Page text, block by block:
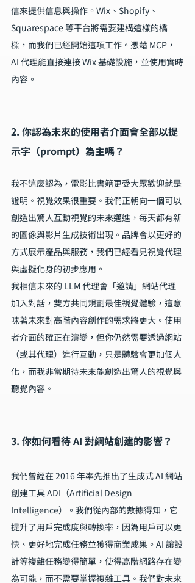
信來提供信息與操作。Wix、Shopify、
Squarespace 等平台將需要建構這樣的橋
樑，而我們已經開始這項工作。憑藉 MCP，
AI 代理能直接連接 Wix 基礎設施，並使用實時
內容。
2. 你認為未來的使用者介面會全部以提
示字（prompt）為主嗎？
我不這麼認為，電影比書籍更受大眾歡迎就是
證明。視覺效果很重要。我們正朝向一個可以
創造出驚人互動視覺的未來邁進，每天都有新
的圖像與影片生成技術出現。品牌會以更好的
方式展示產品與服務，我們已經看見視覺代理
與虛擬化身的初步應用。
我相信未來的 LLM 代理會「邀請」網站代理
加入對話，雙方共同規劃最佳視覺體驗，這意
味著未來對高階內容創作的需求將更大。使用
者介面的確正在演變，但你仍然需要透過網站
（或其代理）進行互動，只是體驗會更加個人
化，而我非常期待未來能創造出驚人的視覺與
聽覺內容。
3. 你如何看待 AI 對網站創建的影響？
我們曾經在 2016 年率先推出了生成式 AI 網站
創建工具 ADI（Artificial Design
Intelligence）。我們從內部的數據得知，它
提升了用戶完成度與轉換率，因為用戶可以更
快、更好地完成任務並獲得商業成果。AI 讓設
計等複雜任務變得簡單，使得高階網路存在變
為可能，而不需要掌握複雜工具。我們對未來